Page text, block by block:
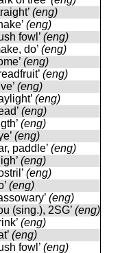
(eng)
(eng)
fowl’ (eng)
do’ (eng)
(eng)
(eng)
(eng)
(eng)
(eng)
(eng)
(eng)
paddle’ (eng)
(eng)
(eng)
(eng)
(eng)
(sing.), 2SG’ (eng)
(eng)
(eng)
fowl’ (eng)